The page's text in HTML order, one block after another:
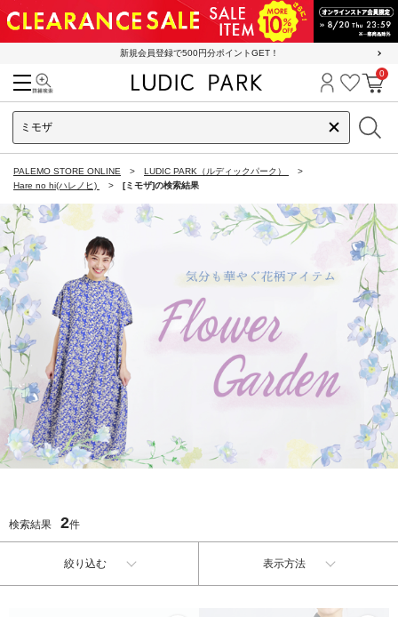
新規会員登録で500円分ポイントGET！
ログイン
お気に
カ
0
PALEMO STORE ONLINE
LUDIC PARK（ルディックパーク）
Hare no hi(ハレノヒ)
[ミモザ]の検索結果
検索結果 2件
絞り込む 表示方法